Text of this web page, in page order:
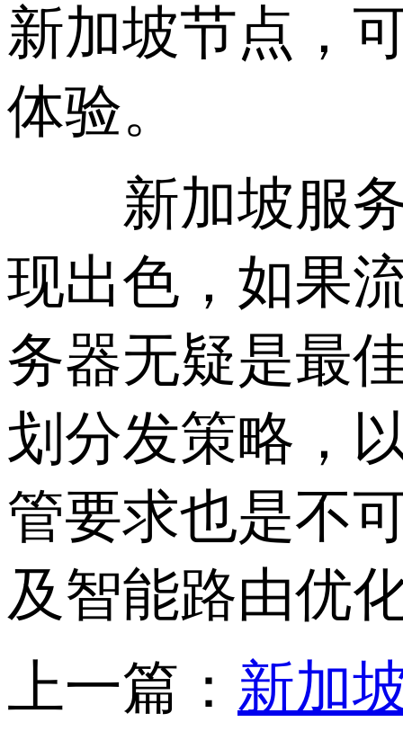
新加坡节点，
体验。
新加坡服务
现出色，如果
务器无疑是最
划分发策略，
管要求也是不
及智能路由优
上一篇： 新加